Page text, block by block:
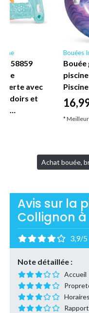
- 58859
avec
et
Bouées
Piscine
*
Achat bouée,
Avis sur la
Collignon
3,9/5
Note détaillée :
Accueil